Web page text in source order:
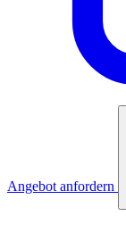
Angebot anfordern